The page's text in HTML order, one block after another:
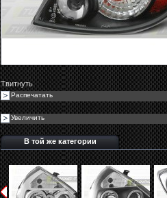
Твитнуть
Распечатать
Увеличить
В той же категории